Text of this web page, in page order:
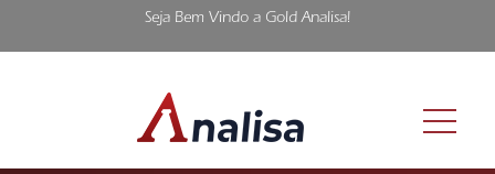
Seja Bem Vindo a Gold Analisa!